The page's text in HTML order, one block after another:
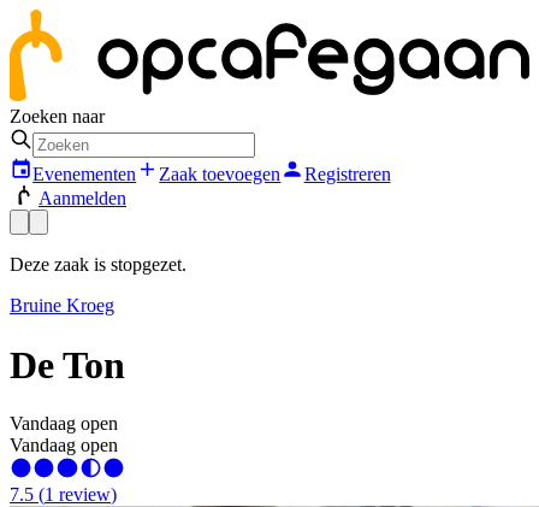
Zoeken naar
Evenementen Zaak toevoegen
Registreren
Aanmelden
Deze zaak is stopgezet.
Bruine Kroeg
De Ton
Vandaag open
Vandaag open
7.5 (1 review)